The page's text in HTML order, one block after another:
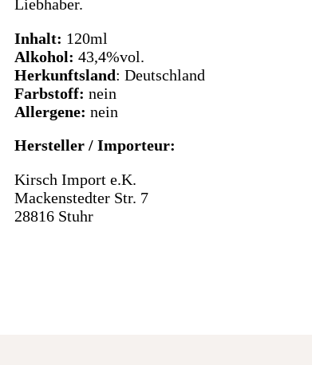
Liebhaber.
Inhalt: 120ml
Alkohol:43,4%vol.
Herkunftsland: Deutschland
Farbstoff: nein
Allergene: nein
Hersteller / Importeur:
Kirsch Import e.K.
Mackenstedter Str. 7
28816 Stuhr